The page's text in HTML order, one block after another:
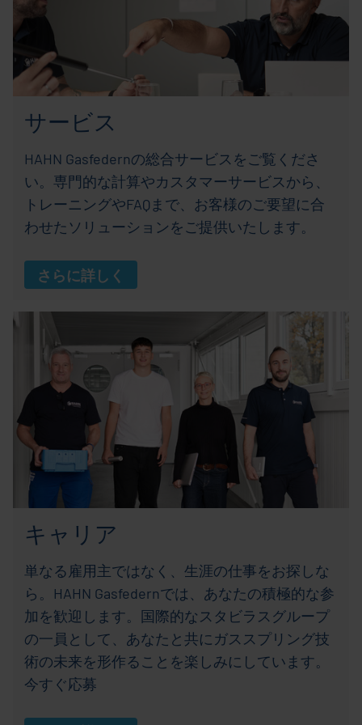
サービス
HAHN Gasfedernの総合サービスをご覧くださ
い。専門的な計算やカスタマーサービスから、
トレーニングやFAQまで、お客様のご要望に合
わせたソリューションをご提供いたします。
さらに詳しく
キャリア
単なる雇用主ではなく、生涯の仕事をお探しな
ら。HAHN Gasfedernでは、あなたの積極的な参
加を歓迎します。国際的なスタビラスグループ
の一員として、あなたと共にガススプリング技
術の未来を形作ることを楽しみにしています。
今すぐ応募